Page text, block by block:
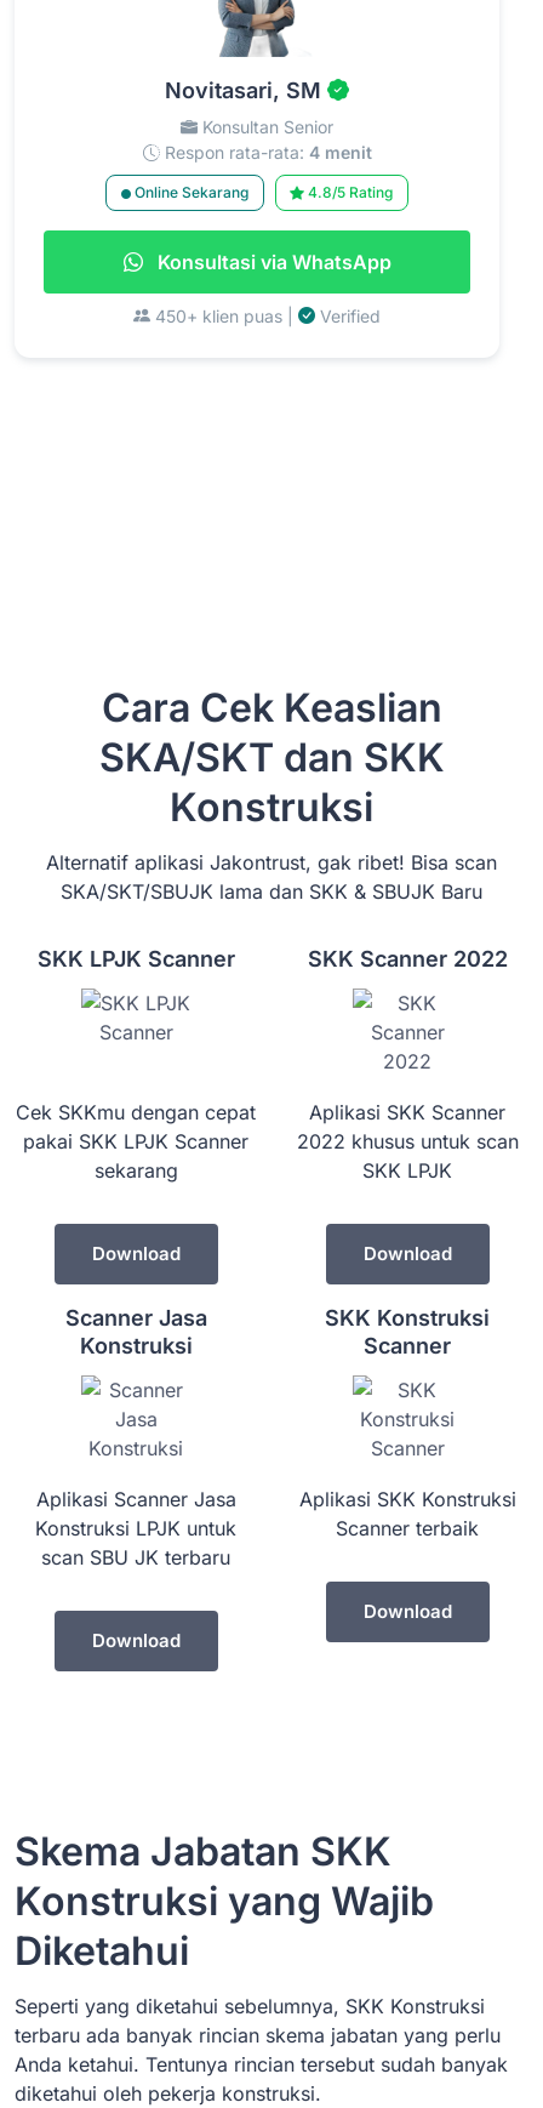
Novitasari, SM
Konsultan Senior
Respon rata-rata: 4 menit
Online Sekarang 4.8/5 Rating
Konsultasi via WhatsApp
450+ klien puas | Verified
Cara Cek Keaslian
SKA/SKT dan SKK
Konstruksi
Alternatif aplikasi Jakontrust, gak ribet! Bisa scan
SKA/SKT/SBUJK lama dan SKK & SBUJK Baru
SKK LPJK Scanner
Cek SKKmu dengan cepat
pakai SKK LPJK Scanner
sekarang
Download
SKK Scanner 2022
Aplikasi SKK Scanner
2022 khusus untuk scan
SKK LPJK
Download
Scanner Jasa
Konstruksi
Aplikasi Scanner Jasa
Konstruksi LPJK untuk
scan SBU JK terbaru
Download
SKK Konstruksi
Scanner
Aplikasi SKK Konstruksi
Scanner terbaik
Download
Skema Jabatan SKK
Konstruksi yang Wajib
Diketahui
Seperti yang diketahui sebelumnya, SKK Konstruksi
terbaru ada banyak rincian skema jabatan yang perlu
Anda ketahui. Tentunya rincian tersebut sudah banyak
diketahui oleh pekerja konstruksi.